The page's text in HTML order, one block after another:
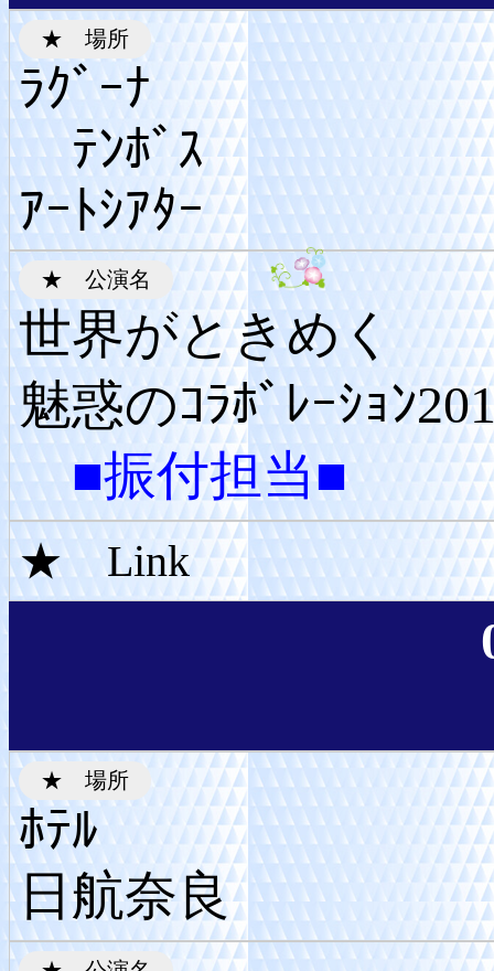
ﾗｸﾞｰﾅ
ﾃﾝﾎﾞｽ
ｱｰﾄｼｱﾀｰ
世界がときめく
魅惑のｺﾗﾎﾞﾚｰｼｮﾝ
■振付担当■
ﾎﾃﾙ
日航奈良